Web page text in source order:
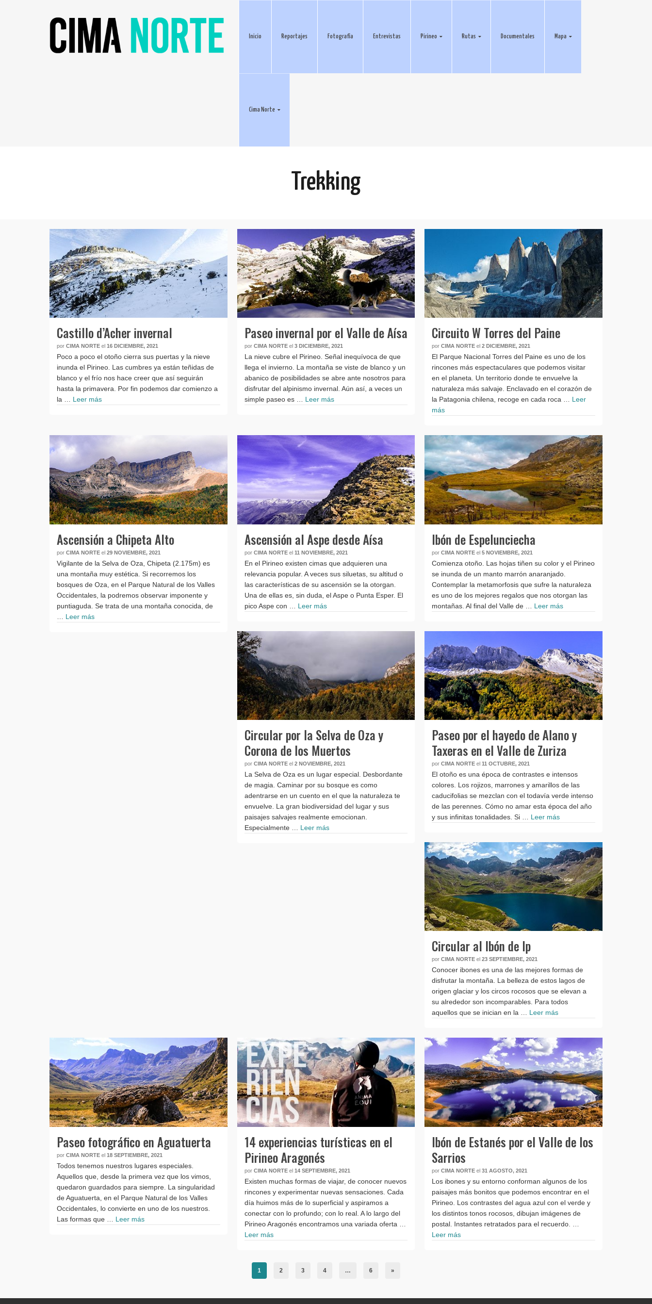
Inicio Reportajes Fotografía Entrevistas Pirineo Rutas Documentales Mapa
Cima Norte
Trekking
Castillo d’Acher invernal
por CIMA NORTE el 16 DICIEMBRE, 2021
Poco a poco el otoño cierra sus puertas y la nieve
inunda el Pirineo. Las cumbres ya están teñidas de
blanco y el frío nos hace creer que así seguirán
hasta la primavera. Por fin podemos dar comienzo a
la … Leer más
Paseo invernal por el Valle de Aísa
por CIMA NORTE el 3 DICIEMBRE, 2021
La nieve cubre el Pirineo. Señal inequívoca de que
llega el invierno. La montaña se viste de blanco y un
abanico de posibilidades se abre ante nosotros para
disfrutar del alpinismo invernal. Aún así, a veces un
simple paseo es … Leer más
Circuito W Torres del Paine
porCIMA NORTE el2 DICIEMBRE, 2021
El Parque Nacional Torres del Paine es uno de los
rincones más espectaculares que podemos visitar
en el planeta. Un territorio donde te envuelve la
naturaleza más salvaje. Enclavado en el corazón de
la Patagonia chilena, recoge en cada roca … Leer
más
Ascensión a Chipeta Alto
por CIMA NORTE el 29 NOVIEMBRE, 2021
Vigilante de la Selva de Oza, Chipeta (2.175m) es
una montaña muy estética. Si recorremos los
bosques de Oza, en el Parque Natural de los Valles
Occidentales, la podremos observar imponente y
puntiaguda. Se trata de una montaña conocida, de
Leer más
Ascensión al Aspe desde Aísa
por CIMA NORTE el 11 NOVIEMBRE, 2021
En el Pirineo existen cimas que adquieren una
relevancia popular. A veces sus siluetas, su altitud o
las características de su ascensión se la otorgan.
Una de ellas es, sin duda, el Aspe o Punta Esper. El
pico Aspe con … Leer más
Ibón de Espelunciecha
porCIMA NORTE el5 NOVIEMBRE, 2021
Comienza otoño. Las hojas tiñen su color y el Pirineo
se inunda de un manto marrón anaranjado.
Contemplar la metamorfosis que sufre la naturaleza
es uno de los mejores regalos que nos otorgan las
montañas. Al final del Valle de … Leer más
Circular por la Selva de Oza y
Corona de los Muertos
por CIMA NORTE el 2 NOVIEMBRE, 2021
La Selva de Oza es un lugar especial. Desbordante
de magia. Caminar por su bosque es como
adentrarse en un cuento en el que la naturaleza te
envuelve. La gran biodiversidad del lugar y sus
paisajes salvajes realmente emocionan.
Especialmente … Leer más
Paseo por el hayedo de Alano y
Taxeras en el Valle de Zuriza
porCIMA NORTE el11 OCTUBRE, 2021
El otoño es una época de contrastes e intensos
colores. Los rojizos, marrones y amarillos de las
caducifolias se mezclan con el todavía verde intenso
de las perennes. Cómo no amar esta época del año
y sus infinitas tonalidades. Si … Leer más
Circular al Ibón de Ip
porCIMA NORTE el23 SEPTIEMBRE, 2021
Conocer ibones es una de las mejores formas de
disfrutar la montaña. La belleza de estos lagos de
origen glaciar y los circos rocosos que se elevan a
su alrededor son incomparables. Para todos
aquellos que se inician en la … Leer más
Paseo fotográfico en Aguatuerta
por CIMA NORTE el 18 SEPTIEMBRE, 2021
Todos tenemos nuestros lugares especiales.
Aquellos que, desde la primera vez que los vimos,
quedaron guardados para siempre. La singularidad
de Aguatuerta, en el Parque Natural de los Valles
Occidentales, lo convierte en uno de los nuestros.
Las formas que … Leer más
14 experiencias turísticas en el
Pirineo Aragonés
por CIMA NORTE el 14 SEPTIEMBRE, 2021
Existen muchas formas de viajar, de conocer nuevos
rincones y experimentar nuevas sensaciones. Cada
día huimos más de lo superficial y aspiramos a
conectar con lo profundo; con lo real. A lo largo del
Pirineo Aragonés encontramos una variada oferta …
Leer más
Ibón de Estanés por el Valle de los
Sarrios
porCIMA NORTE el31 AGOSTO, 2021
Los ibones y su entorno conforman algunos de los
paisajes más bonitos que podemos encontrar en el
Pirineo. Los contrastes del agua azul con el verde y
los distintos tonos rocosos, dibujan imágenes de
postal. Instantes retratados para el recuerdo. …
Leer más
1 2 3 4 … 6 »